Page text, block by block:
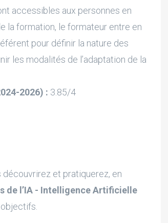
accessibles aux personnes en
la formation, le formateur entre en
pour définir la nature des
les modalités de l’adaptation de la
2026) : 3.85/4
découvrirez et pratiquerez, en
de l’IA - Intelligence Artificielle